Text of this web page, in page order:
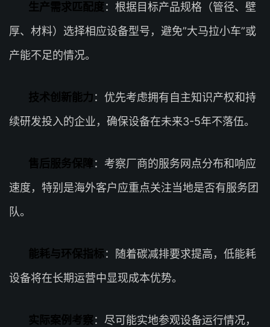
生产需求匹配度：根据目标产品规格（管径、壁
厚、材料）选择相应设备型号，避免”大马拉小车”或
产能不足的情况。
技术创新能力：优先考虑拥有自主知识产权和持
续研发投入的企业，确保设备在未来3-5年不落伍。
售后服务保障：考察厂商的服务网点分布和响应
速度，特别是海外客户应重点关注当地是否有服务团
队。
能耗与环保指标：随着碳减排要求提高，低能耗
设备将在长期运营中显现成本优势。
实际案例考察：尽可能实地参观设备运行情况，